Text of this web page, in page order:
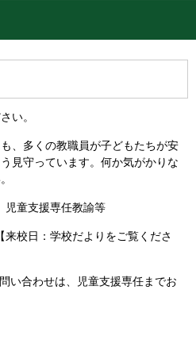
い。
、多くの教職員が子どもたちが安
見守っています。何か気がかりな
児童支援専任教諭等
校日：学校だよりをご覧くださ
い合わせは、児童支援専任までお